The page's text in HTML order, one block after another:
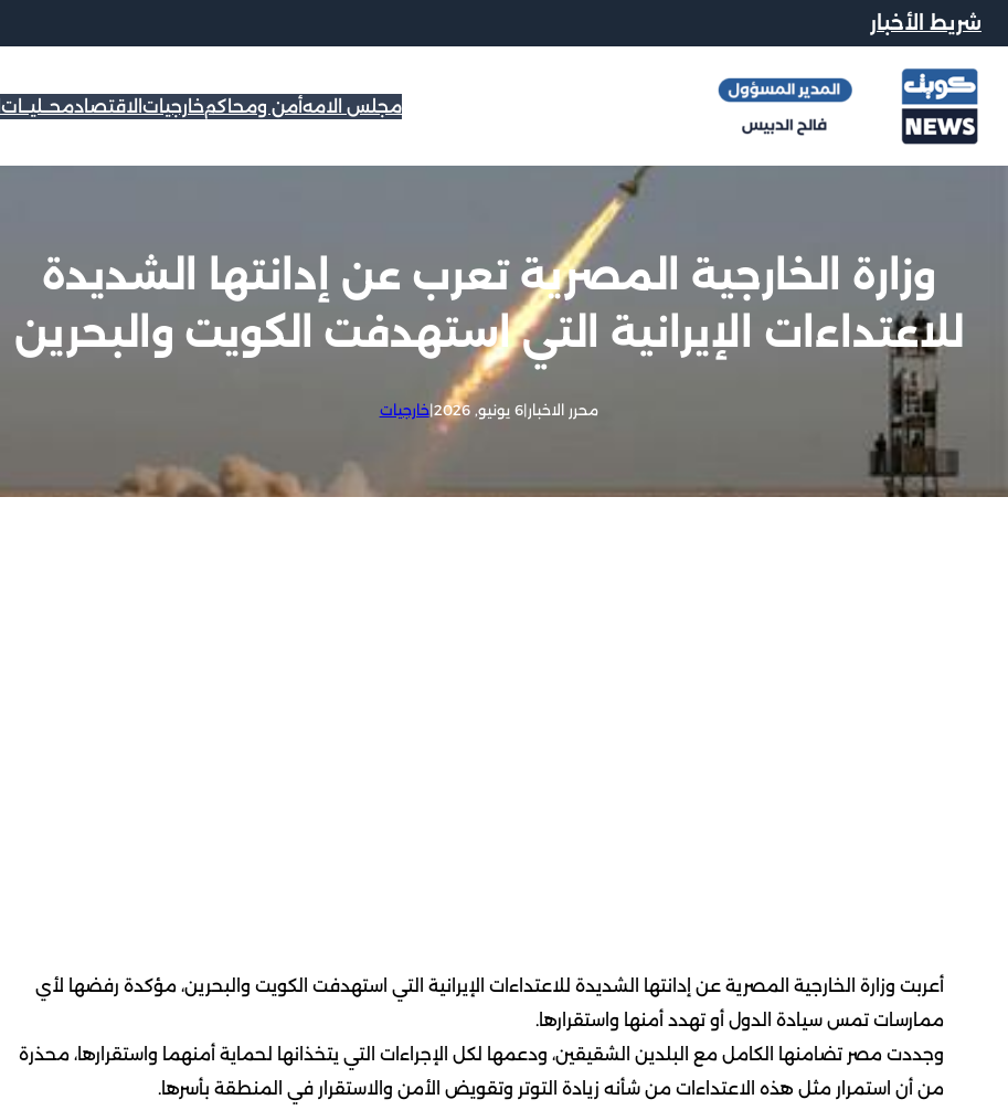
شريط الأخبار
مجلس الامهأمن ومحاكمخارجيات الاقتصادمحــليــات
وزارة الخارجية المصرية تعرب عن إدانتها الشديدة
للاعتداءات الإيرانية التي استهدفت الكويت والبحرين
محرر الاخبار|6 يونيو, 2026 |خارجيات
أعربت وزارة الخارجية المصرية عن إدانتها الشديدة للاعتداءات الإيرانية التي استهدفت الكويت والبحرين، مؤكدة رفضها لأي
ممارسات تمس سيادة الدول أو تهدد أمنها واستقرارها.
وجددت مصر تضامنها الكامل مع البلدين الشقيقين، ودعمها لكل الإجراءات التي يتخذانها لحماية أمنهما واستقرارها، محذرة
من أن استمرار مثل هذه الاعتداءات من شأنه زيادة التوتر وتقويض الأمن والاستقرار في المنطقة بأسرها.